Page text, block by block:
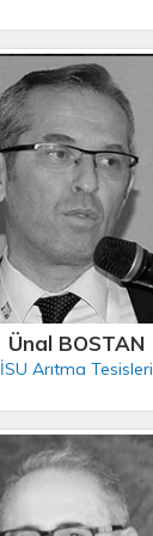
Ünal BOSTAN
İSU Arıtma Tesisleri